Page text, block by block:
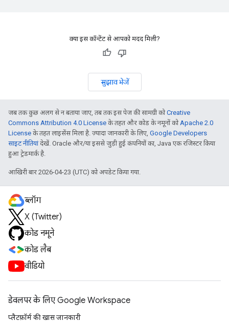
क्या इस कॉन्टेंट से आपको मदद मिली?
सुझाव भेजें
जब तक कुछ अलग से न बताया जाए, तब तक इस पेज की सामग्री कोCreative
Commons Attribution 4.0 License के तहत और कोड के नमूनों कोApache 2.0
License के तहत लाइसेंस मिला है. ज़्यादा जानकारी के लिए, Google Developers
साइट नीतियांदेखें. Oracle और/या इससे जुड़ी हुई कंपनियों का, Java एक रजिस्टर किया
हुआ ट्रेडमार्क है.
आखिरी बार 2026-04-23 (UTC) को अपडेट किया गया.
ब्लॉग
X (Twitter)
कोड नमूने
कोड लैब
वीडियो
डेवलपर के लिए Google Workspace
प्लैटफ़ॉर्म की खास जानकारी